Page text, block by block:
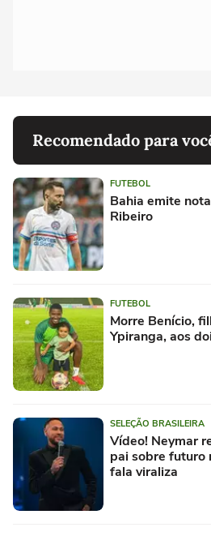
Recomendado para
FUTEBOL
Bahia emite
Ribeiro
FUTEBOL
Morre Benício,
Ypiranga, aos
SELEÇÃO BRASILEIRA
Vídeo! Neymar
pai sobre futuro
fala viraliza